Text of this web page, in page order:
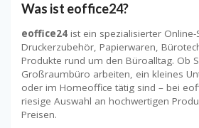
Was ist eoffice24?
eoffice24 ist ein spezialisierter
Druckerzubehör, Papierwaren,
Produkte rund um den Büroalltag. Ob
Großraumbüro arbeiten, ein kleines
oder im Homeoffice tätig sind – bei
riesige Auswahl an hochwertigen
Preisen.